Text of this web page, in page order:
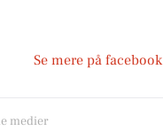
Se mere på facebook
medier